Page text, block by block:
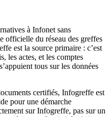
à Infonet sans
officielle du réseau des greffes
est la source primaire : c’est
les actes, et les comptes
tous sur les données
certifiés, Infogreffe est
pour une démarche
sur Infogreffe, pas sur un